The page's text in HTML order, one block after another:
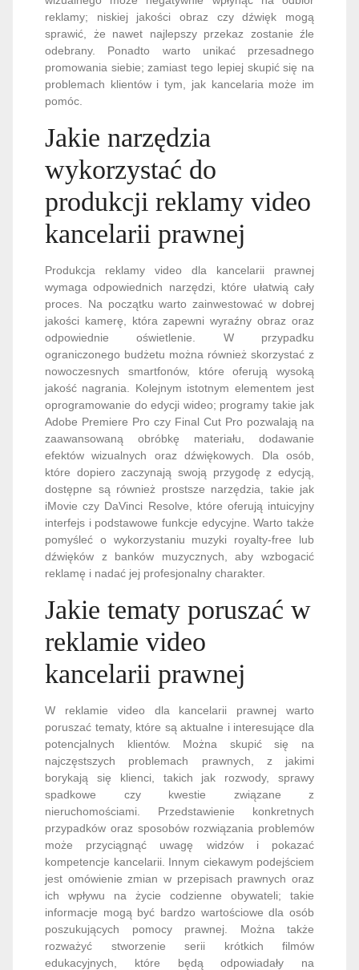
reklamy; niskiej jakości obraz czy dźwięk mogą
sprawić, że nawet najlepszy przekaz zostanie źle
odebrany. Ponadto warto unikać przesadnego
promowania siebie; zamiast tego lepiej skupić się na
problemach klientów i tym, jak kancelaria może im
pomóc.
Jakie narzędzia
wykorzystać do
produkcji reklamy video
kancelarii prawnej
Produkcja reklamy video dla kancelarii prawnej
wymaga odpowiednich narzędzi, które ułatwią cały
proces. Na początku warto zainwestować w dobrej
jakości kamerę, która zapewni wyraźny obraz oraz
odpowiednie oświetlenie. W przypadku
ograniczonego budżetu można również skorzystać z
nowoczesnych smartfonów, które oferują wysoką
jakość nagrania. Kolejnym istotnym elementem jest
oprogramowanie do edycji wideo; programy takie jak
Adobe Premiere Pro czy Final Cut Pro pozwalają na
zaawansowaną obróbkę materiału, dodawanie
efektów wizualnych oraz dźwiękowych. Dla osób,
które dopiero zaczynają swoją przygodę z edycją,
dostępne są również prostsze narzędzia, takie jak
iMovie czy DaVinci Resolve, które oferują intuicyjny
interfejs i podstawowe funkcje edycyjne. Warto także
pomyśleć o wykorzystaniu muzyki royalty-free lub
dźwięków z banków muzycznych, aby wzbogacić
reklamę i nadać jej profesjonalny charakter.
Jakie tematy poruszać w
reklamie video
kancelarii prawnej
W reklamie video dla kancelarii prawnej warto
poruszać tematy, które są aktualne i interesujące dla
potencjalnych klientów. Można skupić się na
najczęstszych problemach prawnych, z jakimi
borykają się klienci, takich jak rozwody, sprawy
spadkowe czy kwestie związane z
nieruchomościami. Przedstawienie konkretnych
przypadków oraz sposobów rozwiązania problemów
może przyciągnąć uwagę widzów i pokazać
kompetencje kancelarii. Innym ciekawym podejściem
jest omówienie zmian w przepisach prawnych oraz
ich wpływu na życie codzienne obywateli; takie
informacje mogą być bardzo wartościowe dla osób
poszukujących pomocy prawnej. Można także
rozważyć stworzenie serii krótkich filmów
edukacyjnych, które będą odpowiadały na